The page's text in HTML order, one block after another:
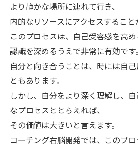
より静かな場所に連れて行き、
内的なリソースにアクセスすること
このプロセスは、自己受容感を高
認識を深めるうえで非常に有効です。
自分と向き合うことは、時には自
ともあります。
しかし、自分をより深く理解し、
なプロセスととらえれば、
その価値は大きいと言えます。
コーチング右脳開発では、このプ